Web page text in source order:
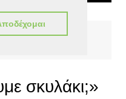
σκυλάκι;»